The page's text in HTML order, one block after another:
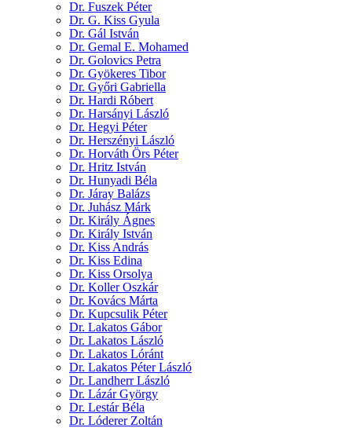
Dr. Fuszek Péter
Dr. G. Kiss Gyula
Dr. Gál István
Dr. Gemal E. Mohamed
Dr. Golovics Petra
Dr. Gyökeres Tibor
Dr. Győri Gabriella
Dr. Hardi Róbert
Dr. Harsányi László
Dr. Hegyi Péter
Dr. Herszényi László
Dr. Horváth Örs Péter
Dr. Hritz István
Dr. Hunyadi Béla
Dr. Járay Balázs
Dr. Juhász Márk
Dr. Király Ágnes
Dr. Király István
Dr. Kiss András
Dr. Kiss Edina
Dr. Kiss Orsolya
Dr. Koller Oszkár
Dr. Kovács Márta
Dr. Kupcsulik Péter
Dr. Lakatos Gábor
Dr. Lakatos László
Dr. Lakatos Lóránt
Dr. Lakatos Péter László
Dr. Landherr László
Dr. Lázár György
Dr. Lestár Béla
Dr. Lóderer Zoltán